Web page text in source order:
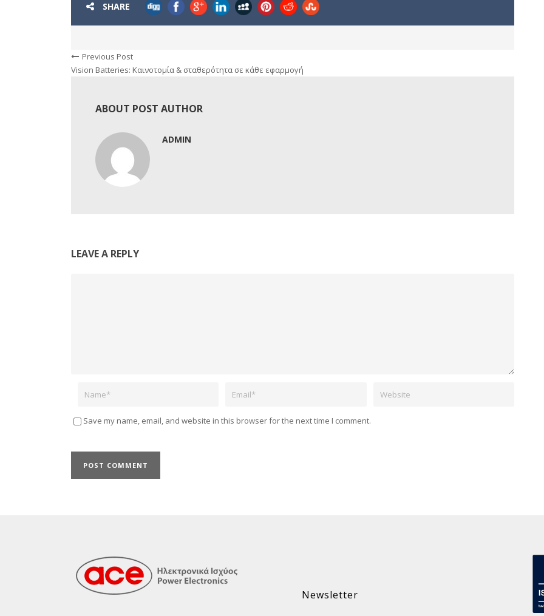
SHARE
Previous Post
Vision Batteries: Καινοτομία & σταθερότητα σε κάθε εφαρμογή
ABOUT POST AUTHOR
ADMIN
LEAVE A REPLY
Save my name, email, and website in this browser for the next time I comment.
Newsletter